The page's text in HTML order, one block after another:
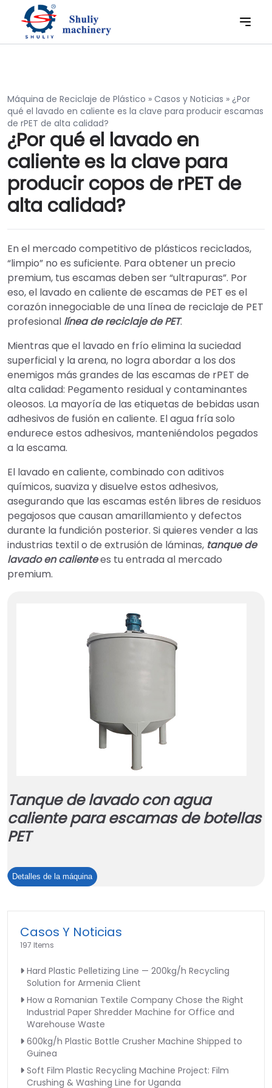
Máquina de Reciclaje de Plástico » Casos y Noticias » ¿Por
qué el lavado en caliente es la clave para producir escamas
de rPET de alta calidad?
¿Por qué el lavado en
caliente es la clave para
producir copos de rPET de
alta calidad?
En el mercado competitivo de plásticos reciclados,
“limpio” no es suficiente. Para obtener un precio
premium, tus escamas deben ser “ultrapuras”. Por
eso, el lavado en caliente de escamas de PET es el
corazón innegociable de una línea de reciclaje de PET
profesional línea de reciclaje de PET.
Mientras que el lavado en frío elimina la suciedad
superficial y la arena, no logra abordar a los dos
enemigos más grandes de las escamas de rPET de
alta calidad: Pegamento residual y contaminantes
oleosos. La mayoría de las etiquetas de bebidas usan
adhesivos de fusión en caliente. El agua fría solo
endurece estos adhesivos, manteniéndolos pegados
a la escama.
El lavado en caliente, combinado con aditivos
químicos, suaviza y disuelve estos adhesivos,
asegurando que las escamas estén libres de residuos
pegajosos que causan amarillamiento y defectos
durante la fundición posterior. Si quieres vender a las
industrias textil o de extrusión de láminas, tanque de
lavado en calientees tu entrada al mercado
premium.
Tanque de lavado con agua
caliente para escamas de botellas
PET
Detalles de la máquinaTanque
agua
escamas
botellas
PET
Casos Y Noticias
197 Items
Hard Plastic Pelletizing Line — 200kg/h Recycling
Solution for Armenia Client
How a Romanian Textile Company Chose the Right
Industrial Paper Shredder Machine for Office and
Warehouse Waste
600kg/h Plastic Bottle Crusher Machine Shipped to
Guinea
Soft Film Plastic Recycling Machine Project: Film
Crushing & Washing Line for Uganda